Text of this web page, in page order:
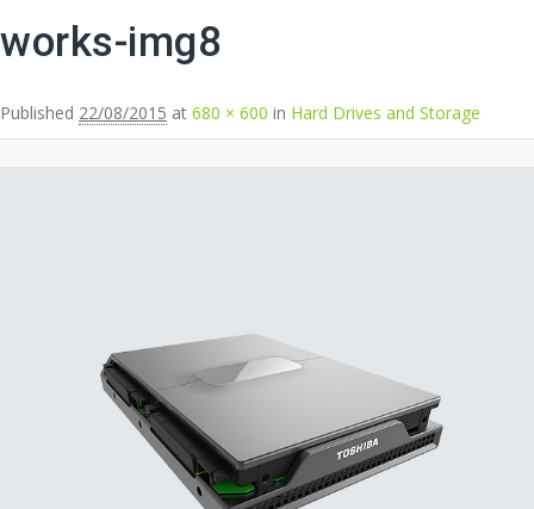
works-img8
Published 22/08/2015 at 680 × 600 in Hard Drives and Storage